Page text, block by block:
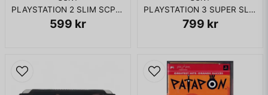
PLAYSTATION 2 SLIM SCPH-77004
599 kr
PLAYSTATION 3 SUPER SLIM 12GB BASENHET
799 kr